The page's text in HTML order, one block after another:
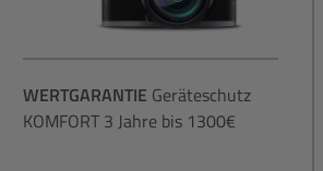
WERTGARANTIE Geräteschutz
KOMFORT 3 Jahre bis 1300€